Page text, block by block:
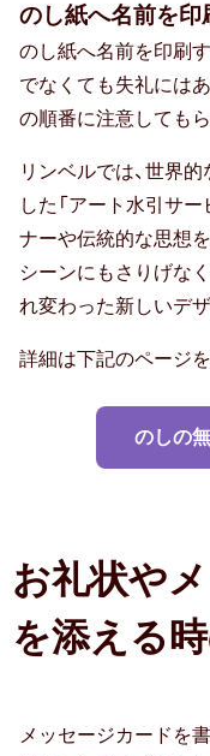
のし紙へ名前を印
のし紙へ名前を印刷
でなくても失礼には
の順番に注意しても
リンベルでは、世界
した「アート水引サ
ナーや伝統的な思想
シーンにもさりげな
れ変わった新しいデ
詳細は下記のページ
のしの
お礼状や
を添える
メッセージカードを